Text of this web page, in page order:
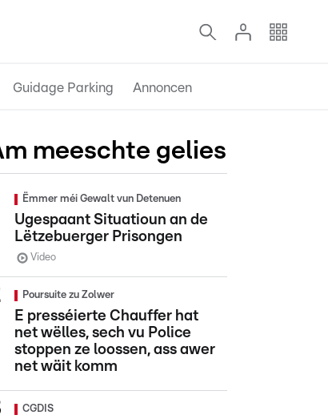
Guidage Parking Annoncen
meeschte gelies
Ëmmer méi Gewalt vun Detenuen
Ugespaant Situatioun an de
Lëtzebuerger Prisongen
Video
Poursuite zu Zolwer
E presséierte Chauffer hat
net wëlles, sech vu Police
stoppen ze loossen, ass awer
net wäit komm
CGDIS